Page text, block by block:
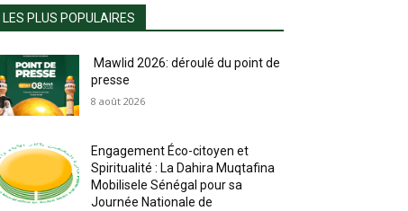
LES PLUS POPULAIRES
Mawlid 2026: déroulé du point de
presse
8 août 2026
Engagement Éco-citoyen et
Spiritualité : La Dahira Muqtafina
Mobilisele Sénégal pour sa
Journée Nationale de